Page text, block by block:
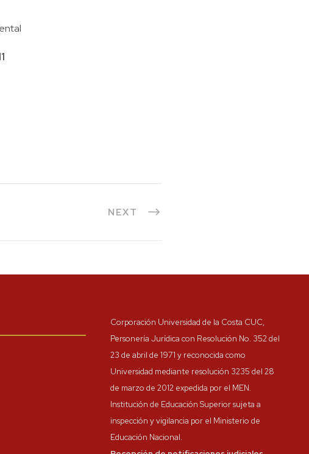
NEXT
Corporación Universidad de la Costa CUC,
Personería Jurídica con Resolución No. 352 del
23 de abril de 1971 y reconocida como
Universidad mediante resolución 3235 del 28
de marzo de 2012 expedida por el MEN.
Institución de Educación Superior sujeta a
inspección y vigilancia por el Ministerio de
Educación Nacional.